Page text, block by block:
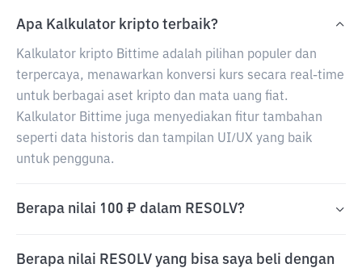
Apa Kalkulator kripto terbaik?
Kalkulator kripto Bittime adalah pilihan populer dan
terpercaya, menawarkan konversi kurs secara real-time
untuk berbagai aset kripto dan mata uang fiat.
Kalkulator Bittime juga menyediakan fitur tambahan
seperti data historis dan tampilan UI/UX yang baik
untuk pengguna.
Berapa nilai 100 ₽ dalam RESOLV?
Berapa nilai RESOLV yang bisa saya beli dengan